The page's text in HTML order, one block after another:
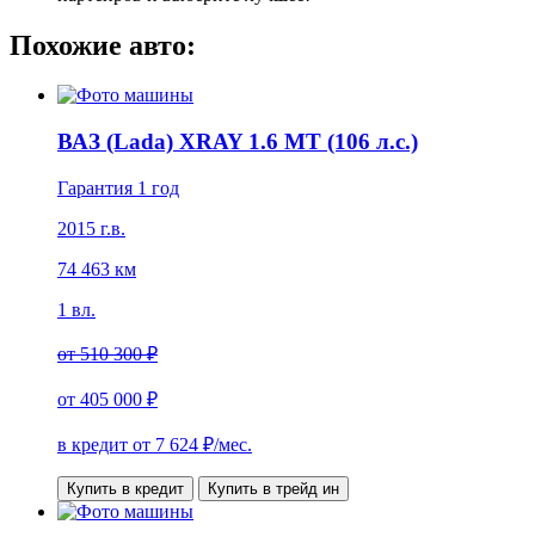
Похожие авто:
ВАЗ (Lada) XRAY 1.6 MT (106 л.с.)
Гарантия 1 год
2015 г.в.
74 463 км
1 вл.
от510 300 ₽
от 405 000 ₽
в кредит от 7 624 ₽/мес.
Купить в кредит Купить в трейд ин